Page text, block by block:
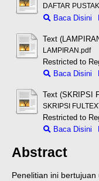
DAFTAR
Baca Disini
Text
LAMPIRAN.pdf
Restricted to
Baca Disini
Text (SKRIPSI
SKRIPSI
Restricted to
Baca Disini
Abstract
Penelitian ini